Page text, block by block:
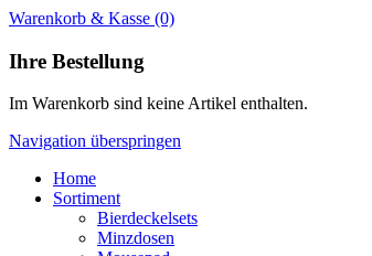
Warenkorb & Kasse (0)
Ihre Bestellung
Im Warenkorb sind keine Artikel enthalten.
Navigation überspringen
Home
Sortiment
Bierdeckelsets
Minzdosen